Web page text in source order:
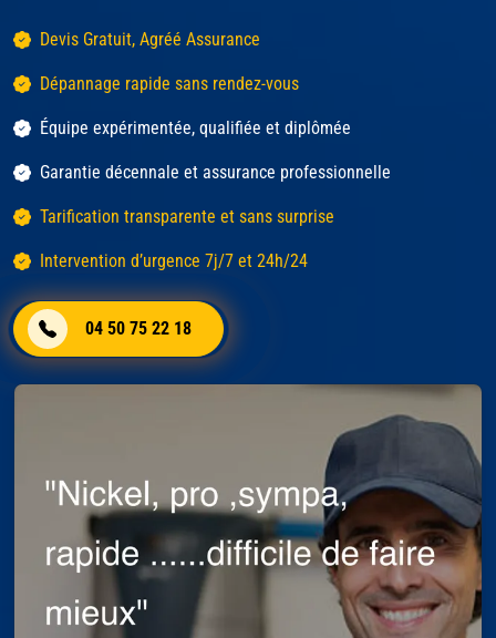
Devis Gratuit, Agréé Assurance
Dépannage rapide sans rendez-vous
Équipe expérimentée, qualifiée et diplômée
Garantie décennale et assurance professionnelle
Tarification transparente et sans surprise
Intervention d’urgence 7j/7 et 24h/24
04 50 75 22 18